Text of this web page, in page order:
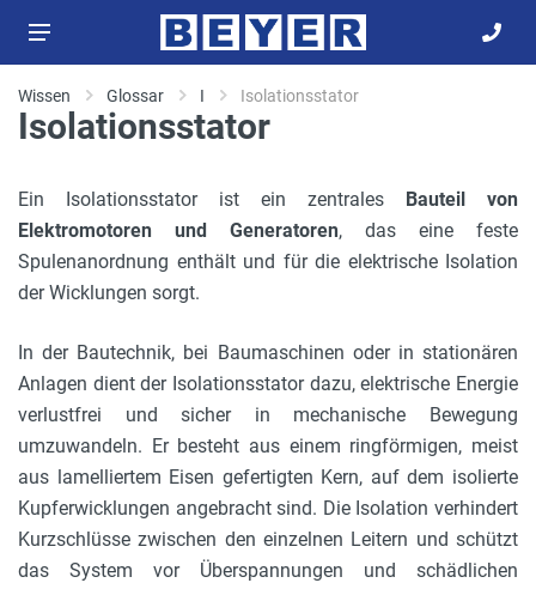
Wissen Glossar I Isolationsstator
Isolationsstator
Ein Isolationsstator ist ein zentrales Bauteil von
Elektromotoren und Generatoren, das eine feste
Spulenanordnung enthält und für die elektrische Isolation
der Wicklungen sorgt.
In der Bautechnik, bei Baumaschinen oder in stationären
Anlagen dient der Isolationsstator dazu, elektrische Energie
verlustfrei und sicher in mechanische Bewegung
umzuwandeln. Er besteht aus einem ringförmigen, meist
aus lamelliertem Eisen gefertigten Kern, auf dem isolierte
Kupferwicklungen angebracht sind. Die Isolation verhindert
Kurzschlüsse zwischen den einzelnen Leitern und schützt
das System vor Überspannungen und schädlichen